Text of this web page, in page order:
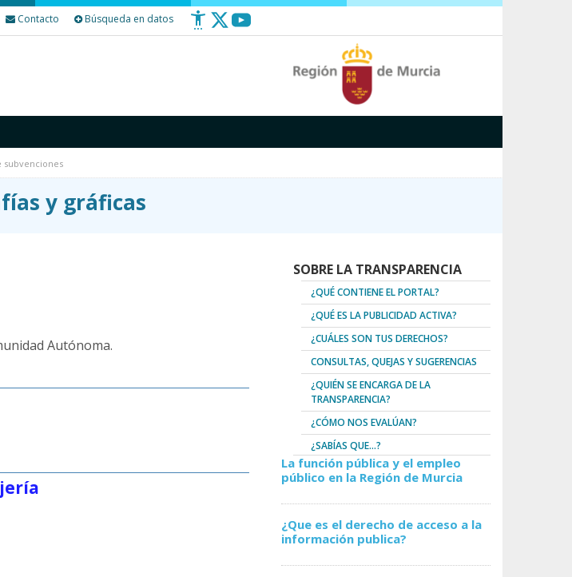
Contacto Búsqueda en datos
subvenciones
y gráficas
Autónoma.
SOBRE LA TRANSPARENCIA
¿QUÉ CONTIENE EL PORTAL?
¿QUÉ ES LA PUBLICIDAD ACTIVA?
¿CUÁLES SON TUS DERECHOS?
CONSULTAS, QUEJAS Y SUGERENCIAS
¿QUIÉN SE ENCARGA DE LA
TRANSPARENCIA?
¿CÓMO NOS EVALÚAN?
¿SABÍAS QUE...?
La función pública y el empleo
público en la Región de Murcia
¿Que es el derecho de acceso a la
información publica?